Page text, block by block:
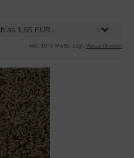
ab 1,65 EUR
inkl. 19 % MwSt. zzgl. Versandkosten